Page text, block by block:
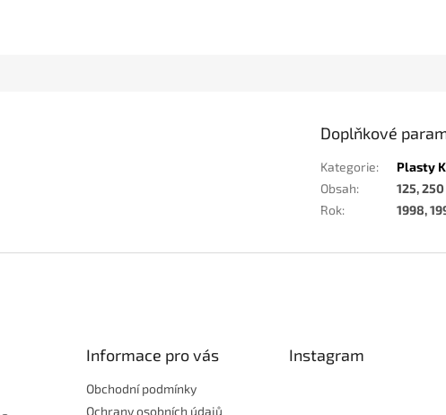
Doplňkové
Kategorie:
Plasty
Obsah:
125, 250
Rok: 1998,
Informace pro vás
Obchodní podmínky
Ochrany osobních údajů
Instagram